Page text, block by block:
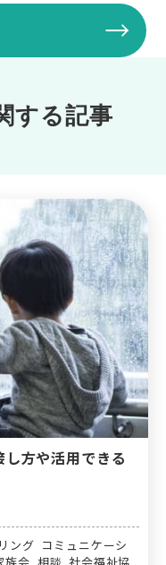
する記事
し方や活用できる
ング コミュニケーシ